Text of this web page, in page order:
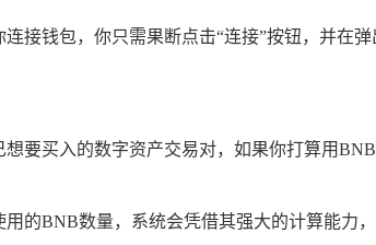
接钱包，你只需果断点击“连接”按钮，并在
要买入的数字资产交易对，如果你打算用
的BNB数量，系统会凭借其强大的计算能